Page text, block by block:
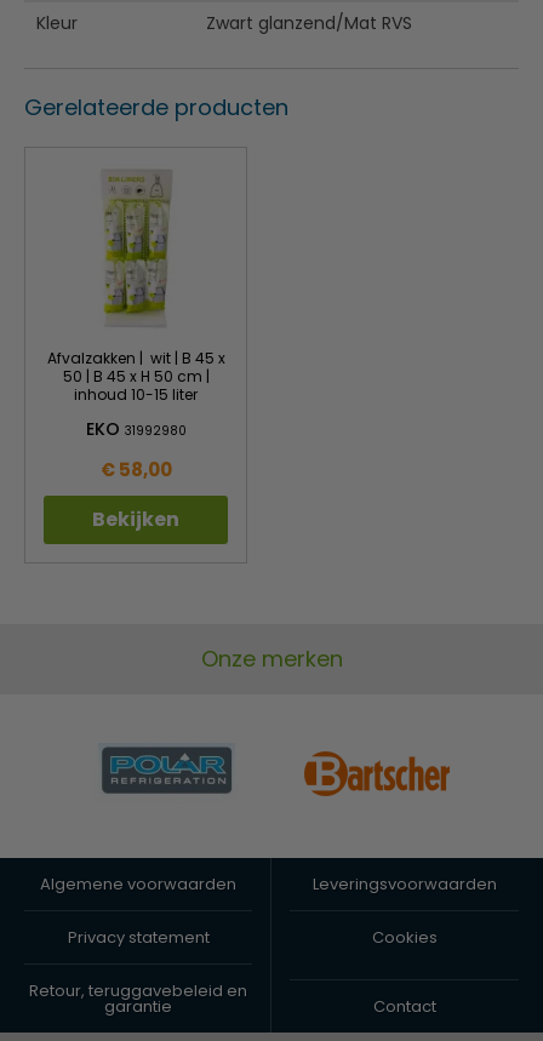
Kleur
Zwart glanzend/Mat RVS
Gerelateerde producten
Afvalzakken | wit | B 45 x
50 | B 45 x H 50 cm |
inhoud 10-15 liter
EKO 31992980
€ 58,00
Bekijken
Onze merken
Algemene voorwaarden Leveringsvoorwaarden
Privacy statement Cookies
Retour, teruggavebeleid en
garantie Contact